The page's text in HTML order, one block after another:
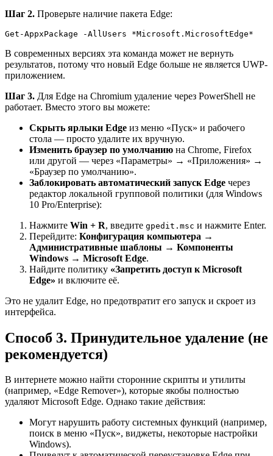
Шаг 2. Проверьте наличие пакета Edge:
Get-AppxPackage -AllUsers *Microsoft.MicrosoftEdge*
В современных версиях эта команда может не вернуть
результатов, потому что новый Edge больше не является UWP-
приложением.
Шаг 3. Для Edge на Chromium удаление через PowerShell не
работает. Вместо этого вы можете:
Скрыть ярлыки Edge из меню «Пуск» и рабочего
стола — просто удалите их вручную.
Изменить браузер по умолчанию на Chrome, Firefox
или другой — через «Параметры» → «Приложения» →
«Браузер по умолчанию».
Заблокировать автоматический запуск Edge через
редактор локальной групповой политики (для Windows
10 Pro/Enterprise):
Нажмите Win + R, введите gpedit.msc и нажмите Enter.
Перейдите: Конфигурация компьютера →
Административные шаблоны → Компоненты
Windows → Microsoft Edge.
Найдите политику «Запретить доступ к Microsoft
Edge» и включите её.
Это не удалит Edge, но предотвратит его запуск и скроет из
интерфейса.
Способ 3. Принудительное удаление (не
рекомендуется)
В интернете можно найти сторонние скрипты и утилиты
(например, «Edge Remover»), которые якобы полностью
удаляют Microsoft Edge. Однако такие действия:
Могут нарушить работу системных функций (например,
поиск в меню «Пуск», виджеты, некоторые настройки
Windows).